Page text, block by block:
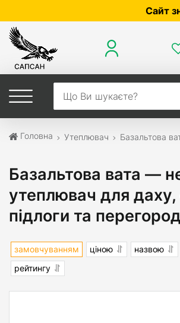
Сайт
Головна Утеплювач Базальтова
Базальтова вата —
утеплювач для
підлоги та
замовчуванням ціною
назвою
рейтингу